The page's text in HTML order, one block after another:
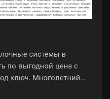
системы в
по выгодной цене с
ключ. Многолетний
выезд